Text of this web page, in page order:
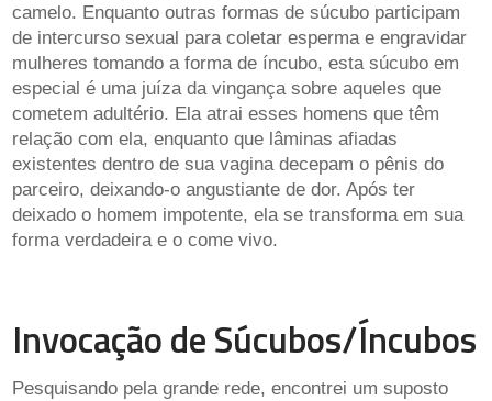
camelo. Enquanto outras formas de súcubo participam
de intercurso sexual para coletar esperma e engravidar
mulheres tomando a forma de íncubo, esta súcubo em
especial é uma juíza da vingança sobre aqueles que
cometem adultério. Ela atrai esses homens que têm
relação com ela, enquanto que lâminas afiadas
existentes dentro de sua vagina decepam o pênis do
parceiro, deixando-o angustiante de dor. Após ter
deixado o homem impotente, ela se transforma em sua
forma verdadeira e o come vivo.
Invocação de Súcubos/Íncubos
Pesquisando pela grande rede, encontrei um suposto